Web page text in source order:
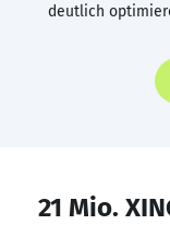
deutlich
21 Mio.